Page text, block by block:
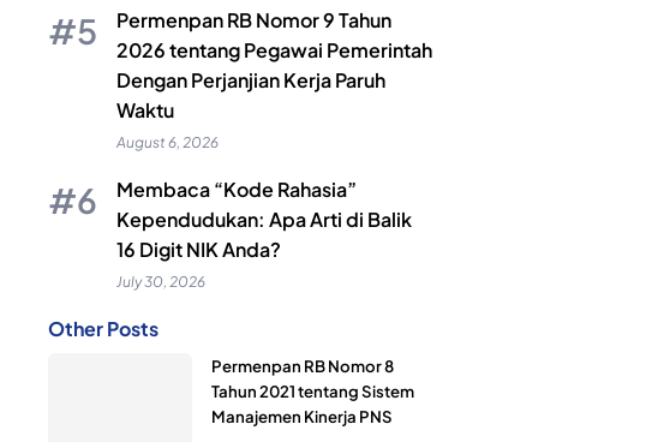
Permenpan RB Nomor 9 Tahun
2026 tentang Pegawai Pemerintah
Dengan Perjanjian Kerja Paruh
Waktu
August 6, 2026
Membaca “Kode Rahasia”
Kependudukan: Apa Arti di Balik
16 Digit NIK Anda?
July 30, 2026
Other Posts
Permenpan RB Nomor 8
Tahun 2021 tentang Sistem
Manajemen Kinerja PNS